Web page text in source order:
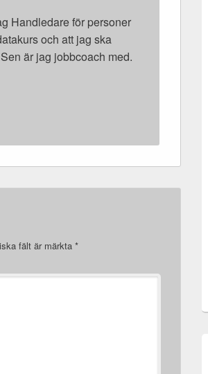
Handledare för personer
och att jag ska
är jag jobbcoach med.
fält är märkta *